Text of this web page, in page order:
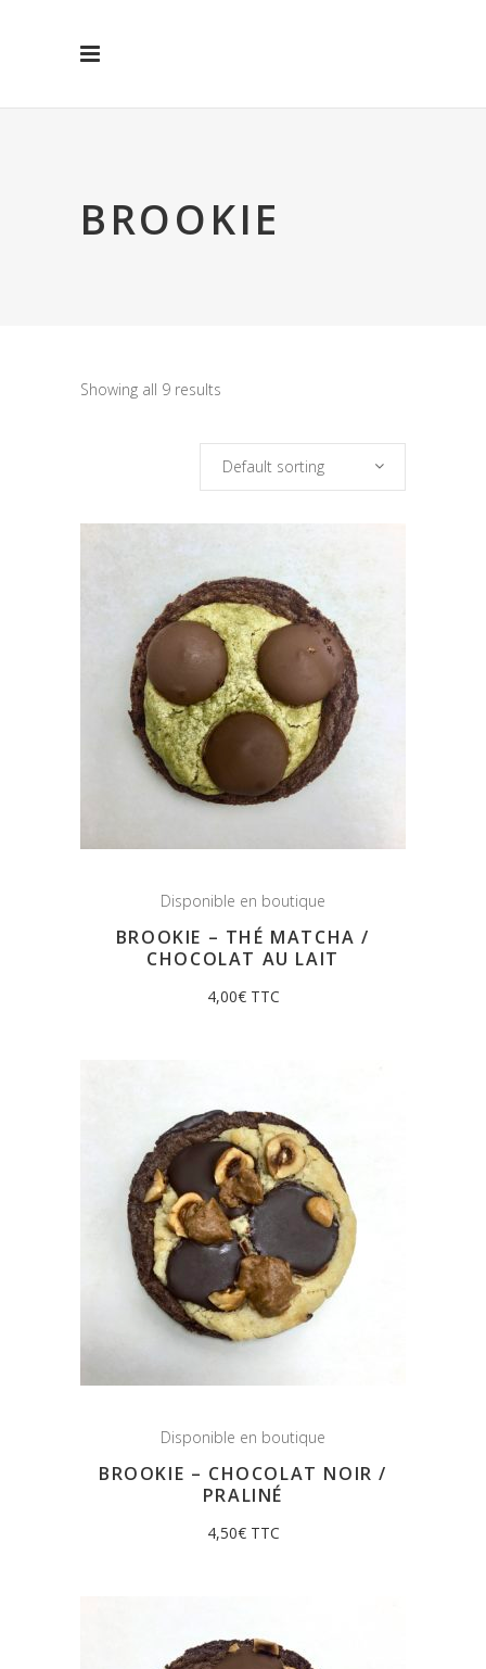
BROOKIE
Showing all 9 results
Default sorting
Disponible en boutique
BROOKIE – THÉ MATCHA /
CHOCOLAT AU LAIT
4,00€ TTC
Disponible en boutique
BROOKIE – CHOCOLAT NOIR /
PRALINÉ
4,50€ TTC